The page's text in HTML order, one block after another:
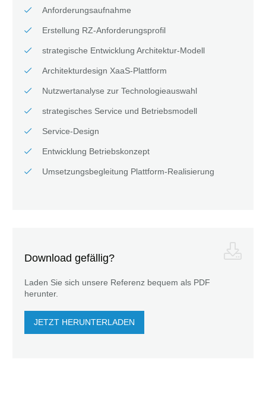
Anforderungsaufnahme
Erstellung RZ-Anforderungsprofil
strategische Entwicklung Architektur-Modell
Architekturdesign XaaS-Plattform
Nutzwertanalyse zur Technologieauswahl
strategisches Service und Betriebsmodell
Service-Design
Entwicklung Betriebskonzept
Umsetzungsbegleitung Plattform-Realisierung
Download gefällig?
Laden Sie sich unsere Referenz bequem als PDF
herunter.
JETZT HERUNTERLADEN